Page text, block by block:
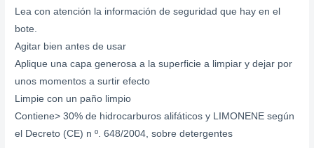
Lea con atención la información de seguridad que hay en el
bote.
Agitar bien antes de usar
Aplique una capa generosa a la superficie a limpiar y dejar por
unos momentos a surtir efecto
Limpie con un paño limpio
Contiene> 30% de hidrocarburos alifáticos y LIMONENE según
el Decreto (CE) n º. 648/2004, sobre detergentes